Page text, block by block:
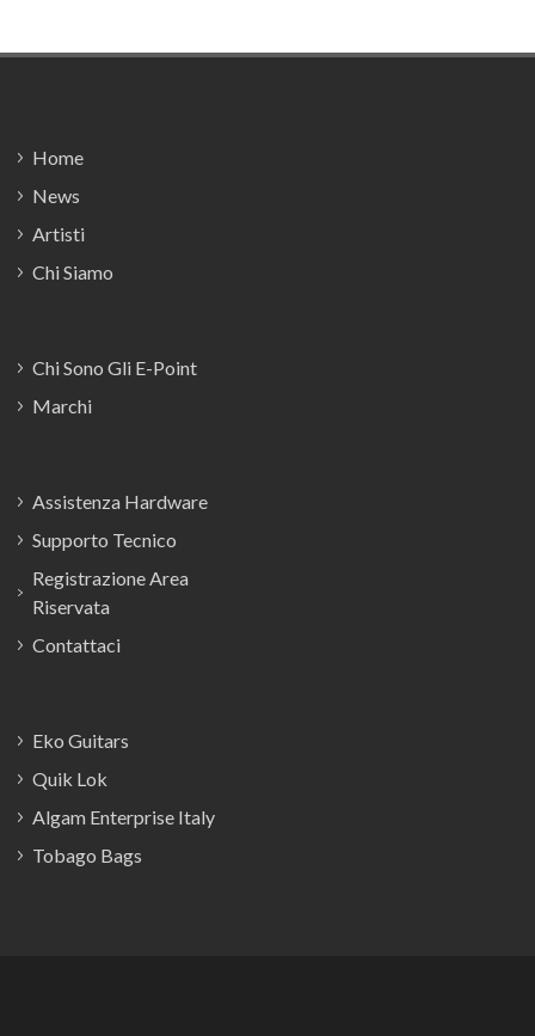
Home
News
Artisti
Chi Siamo
Chi Sono Gli E-Point
Marchi
Assistenza Hardware
Supporto Tecnico
Registrazione Area
Riservata
Contattaci
Eko Guitars
Quik Lok
Algam Enterprise Italy
Tobago Bags